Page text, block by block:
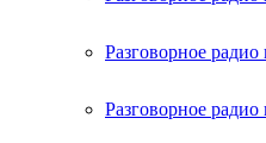
Разговорное радио
Разговорное